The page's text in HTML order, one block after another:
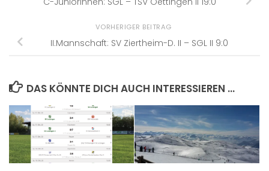
VORHERIGER BEITRAG
II.Mannschaft: SV Ziertheim-D. II – SGL II 9:0
DAS KÖNNTE DICH AUCH INTERESSIEREN …